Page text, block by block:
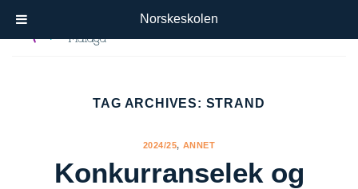
TAG ARCHIVES: STRAND
2024/25, ANNET
Konkurranselek og
Norskeskolen